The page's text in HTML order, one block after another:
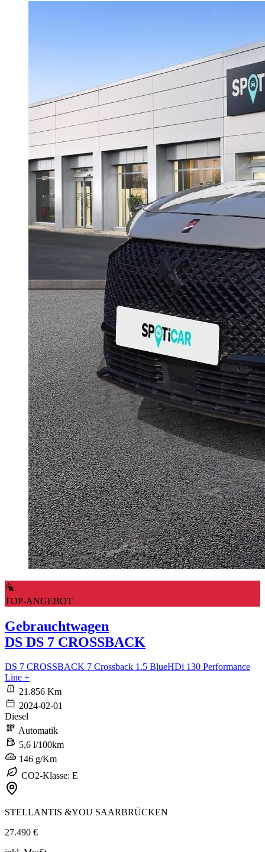
TOP-ANGEBOT
Gebrauchtwagen
DS DS 7 CROSSBACK
DS 7 CROSSBACK 7 Crossback 1.5 BlueHDi 130 Performance
Line +
21.856 Km
2024-02-01
Diesel
Automatik
5,6 l/100km
146 g/Km
CO2-Klasse: E
STELLANTIS &YOU SAARBRÜCKEN
27.490 €